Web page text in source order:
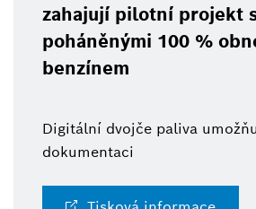
zahajují pilotní projekt
poháněnými 100 %
benzínem
Digitální dvojče paliva
dokumentaci